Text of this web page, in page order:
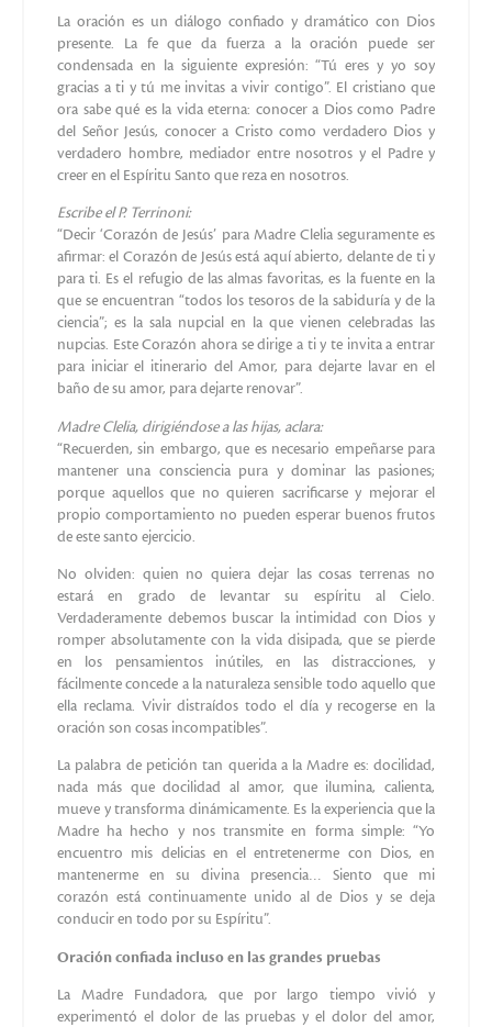
que los santos eran todos como ella sobre la tierra.no sólo
aprendía a escribir, a trabajar y rezar con las Apóstoles de
Madre Clelia, sino que aprendí el amor por la lectura de la
vida de los Santos y el amor a la oración delante del
Santísimo Sacramento.
La devoción de Madre Clelia al Sagrado Corazón de
Jesús
fuertemente cultivado y difundido en la Iglesia de su tiempo
e hizo de Jesús el Rey y el Centro de su amor. Comprendía
que la doctrina del Corazón de Cristo no era hecha para ser
conocida friamente, sino más bien para ser vivida y
encarnada en la propia vida.
Un testigo afirma:
“El lema de la querida Madre es: “Sólo Dios”; ella era
enamorada de Dios. Toda su vida se centraba en el amor al
vida y el ejercicio de sus virtudes. Nunca estaba satisfecha de
aquello que hacía por Jesús y habría hecho siempre algo
más, perola obediencia la disciplinaba en todo y ella
obedecía de corazón y con el rostro sonriente”.
Ciertamente Madre Clelia conocía las palabras dirigida por
revelación: – “He aquí el Corazón que tanto ha amado a los
hombres y que no recibe de ellos más que ultrajes” –
meditando estas palabras ella fue tocada tan
profundamente que se ofreció totalmente al Corazón de
Jesús amándolo por encima de toda cosa y proponiendo a la
hijas: “El Corazón de Jesús sea nuestro todo”.
Un testigo nos ofrece una reflexión importante:
que la Sierva de Dios fue una víctima voluntaria del Sagrado
Corazón de Jesús, por el cual vivía y al cual había dedicado
su Congregación”.
Precisamente gracias a su vivir totalmente para el Sagrado
Corazón, Madre Clelia, habiendo experimentado en su vida
sucesivas pruebas, sufrimientos, incomprensiones,
hostilidades y habiéndose apoyado confiadamente sólo en
refugiate en la celda del Corazón de Jesús y consuélate con la
esperanza que sus promesas hacen florecer perpetuamente
toda alma piadosa”.